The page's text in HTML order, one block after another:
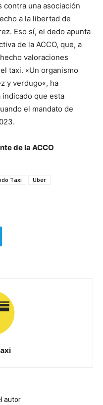
contra una asociación
a la libertad de
Eso sí, el dedo apunta
de la ACCO, que, a
valoraciones
taxi. «Un organismo
y verdugo«, ha
que esta
el mandato de
de la ACCO
Taxi Uber
autor